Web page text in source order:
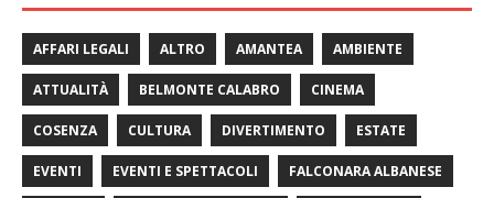
AFFARI LEGALI ALTRO AMANTEA AMBIENTE
ATTUALITÀ BELMONTE CALABRO CINEMA
COSENZA CULTURA DIVERTIMENTO ESTATE
EVENTI EVENTI E SPETTACOLI FALCONARA ALBANESE